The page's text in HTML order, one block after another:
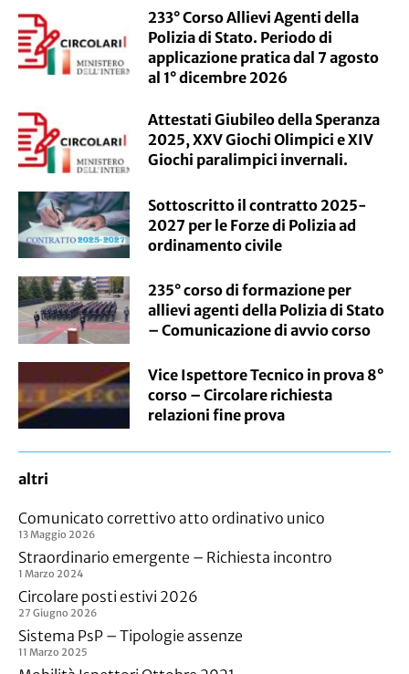
233° Corso Allievi Agenti della
Polizia di Stato. Periodo di
applicazione pratica dal 7 agosto
al 1° dicembre 2026
Attestati Giubileo della Speranza
2025, XXV Giochi Olimpici e XIV
Giochi paralimpici invernali.
Sottoscritto il contratto 2025-
2027 per le Forze di Polizia ad
ordinamento civile
235° corso di formazione per
allievi agenti della Polizia di Stato
– Comunicazione di avvio corso
Vice Ispettore Tecnico in prova 8°
corso – Circolare richiesta
relazioni fine prova
altri
Comunicato correttivo atto ordinativo unico
13 Maggio 2026
Straordinario emergente – Richiesta incontro
1 Marzo 2024
Circolare posti estivi 2026
27 Giugno 2026
Sistema PsP – Tipologie assenze
11 Marzo 2025